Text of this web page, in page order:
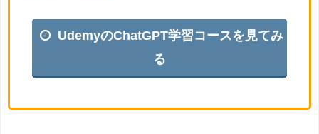
UdemyのChatGPT学習コースを見てみ
る